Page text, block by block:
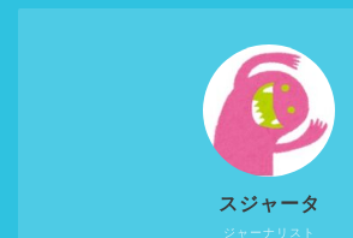
ジャーナリスト
スジャータ